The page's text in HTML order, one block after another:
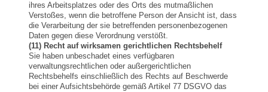
ihres Arbeitsplatzes oder des Orts des mutmaßlichen
Verstoßes, wenn die betroffene Person der Ansicht ist, dass
die Verarbeitung der sie betreffenden personenbezogenen
Daten gegen diese Verordnung verstößt.
(11) Recht auf wirksamen gerichtlichen Rechtsbehelf
Sie haben unbeschadet eines verfügbaren
verwaltungsrechtlichen oder außergerichtlichen
Rechtsbehelfs einschließlich des Rechts auf Beschwerde
bei einer Aufsichtsbehörde gemäß Artikel 77 DSGVO das